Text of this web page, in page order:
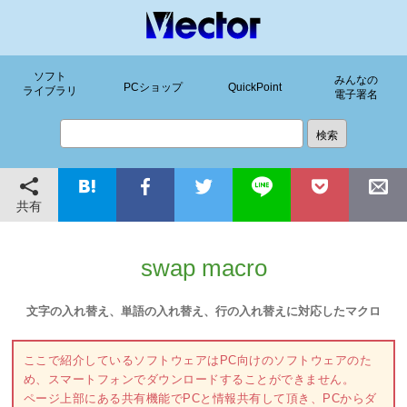
ソフト
ライブラリ
PCショップ QuickPoint
みんなの
電子署名
共有
swap macro
文字の入れ替え、単語の入れ替え、行の入れ替えに対応したマクロ
ここで紹介しているソフトウェアはPC向けのソフトウェアのた
め、スマートフォンでダウンロードすることができません。
ページ上部にある共有機能でPCと情報共有して頂き、PCからダ